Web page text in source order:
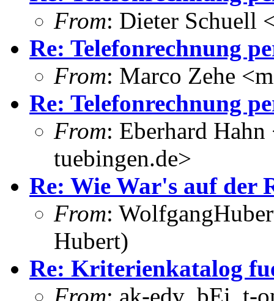
From: Dieter Schuell
Re: Telefonrechnung
From: Marco Zehe
Re: Telefonrechnung
From: Eberhard
tuebingen.de>
Re: Wie War's auf der
From:
Hubert)
Re: Kriterienkatalog
From: ak-edv_bEi_t-